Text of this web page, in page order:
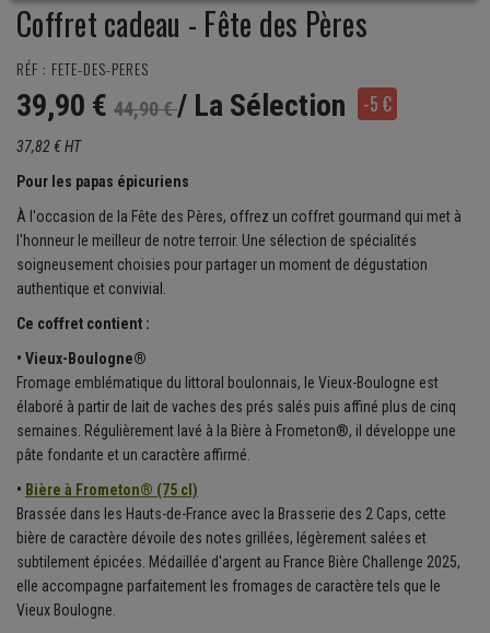
Coffret cadeau - Fête des Pères
RÉF : FETE-DES-PERES
39,90 € 44,90 €/ La Sélection -5 €
37,82 € HT
Pour les papas épicuriens
À l'occasion de la Fête des Pères, offrez un coffret gourmand qui met à
l'honneur le meilleur de notre terroir. Une sélection de spécialités
soigneusement choisies pour partager un moment de dégustation
authentique et convivial.
Ce coffret contient :
• Vieux-Boulogne®
Fromage emblématique du littoral boulonnais, le Vieux-Boulogne est
élaboré à partir de lait de vaches des prés salés puis affiné plus de cinq
semaines. Régulièrement lavé à la Bière à Frometon®, il développe une
pâte fondante et un caractère affirmé.
• Bière à Frometon® (75 cl)
Brassée dans les Hauts-de-France avec la Brasserie des 2 Caps, cette
bière de caractère dévoile des notes grillées, légèrement salées et
subtilement épicées. Médaillée d'argent au France Bière Challenge 2025,
elle accompagne parfaitement les fromages de caractère tels que le
Vieux Boulogne.